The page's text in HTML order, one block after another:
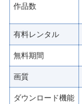
作品数
有料レンタル
無料期間
画質
ダウンロード機能